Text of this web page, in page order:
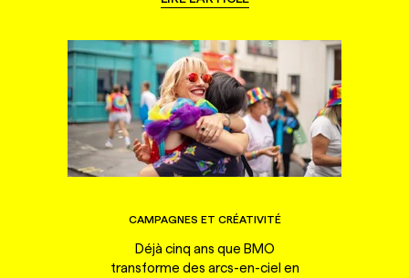
CAMPAGNES ET CRÉATIVITÉ
Déjà cinq ans que BMO
transforme des arcs-en-ciel en